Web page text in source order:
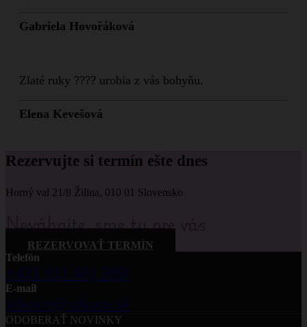
Gabriela Hovořáková
Zlaté ruky ???? urobia z vás bohyňu.
Elena Kevešová
Rezervujte si termín ešte dnes
Horný val 21/8 Žilina, 010 01 Slovensko
Neváhajte, sme tu pre vás
REZERVOVAŤ TERMÍN
Telefón
+421 911 461 999
E-mail
vrkoce@vrkoce.sk
ODOBERAŤ NOVINKY